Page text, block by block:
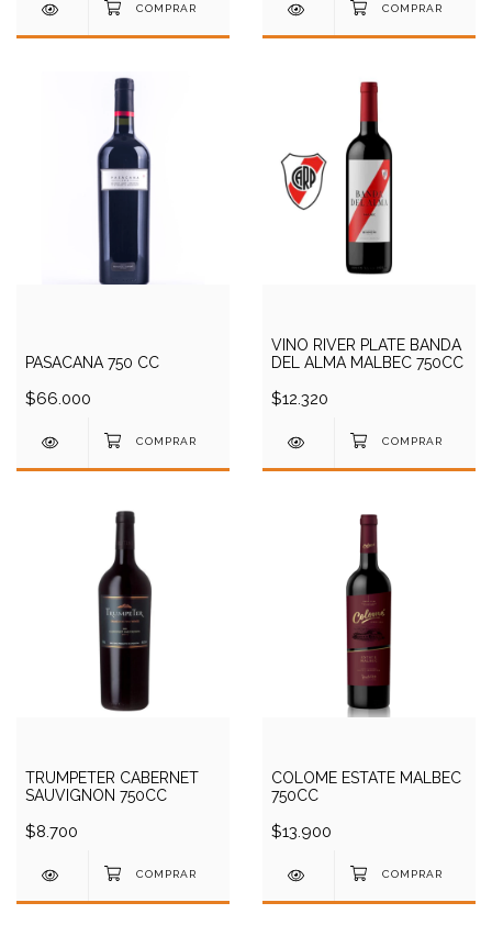
PASACANA 750 CC
$66.000
VINO RIVER PLATE BANDA
DEL ALMA MALBEC 750CC
$12.320
TRUMPETER CABERNET
SAUVIGNON 750CC
$8.700
COLOME ESTATE MALBEC
750CC
$13.900